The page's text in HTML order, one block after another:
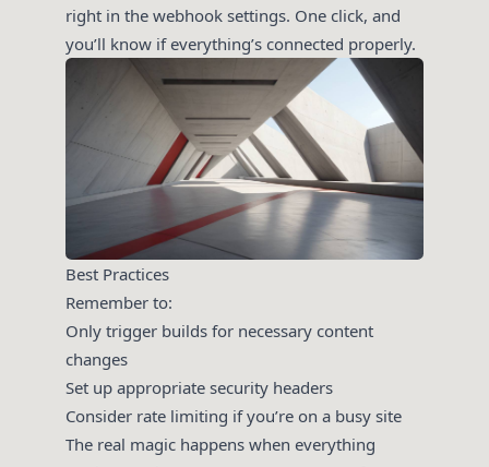
right in the webhook settings. One click, and
you’ll know if everything’s connected properly.
Best Practices
Remember to:
Only trigger builds for necessary content
changes
Set up appropriate security headers
Consider rate limiting if you’re on a busy site
The real magic happens when everything